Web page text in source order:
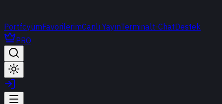
PortföyümFavorilerimCanlı YayınTerminalt-ChatDestek
PRO